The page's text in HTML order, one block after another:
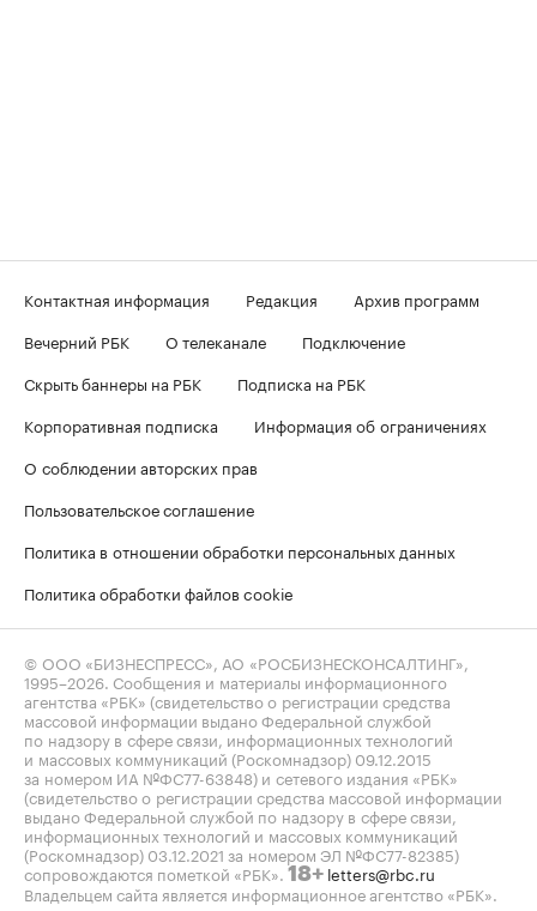
Контактная информация Редакция
Архив программ
Вечерний РБК
О телеканале
Подключение
Скрыть баннеры на РБК
Подписка на РБК
Корпоративная подписка
Информация об ограничениях
О соблюдении авторских прав
Пользовательское соглашение
Политика в отношении обработки персональных данных
Политика обработки файлов cookie
© ООО «БИЗНЕСПРЕСС», АО «РОСБИЗНЕСКОНСАЛТИНГ»,
1995–2026 . Сообщения и материалы информационного
агентства «РБК» (свидетельство о регистрации средства
массовой информации выдано Федеральной службой
по надзору в сфере связи, информационных технологий
и массовых коммуникаций (Роскомнадзор) 09.12.2015
за номером ИА №ФС77-63848) и сетевого издания «РБК»
(свидетельство о регистрации средства массовой информации
выдано Федеральной службой по надзору в сфере связи,
информационных технологий и массовых коммуникаций
(Роскомнадзор) 03.12.2021 за номером ЭЛ №ФС77-82385)
сопровождаются пометкой «РБК». 18+ letters@rbc.ru
Владельцем сайта является информационное агентство «РБК».